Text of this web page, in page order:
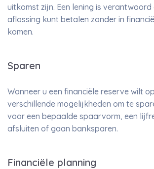
uitkomst zijn. Een lening is verantwoord
aflossing kunt betalen zonder in
komen.
Sparen
Wanneer u een financiële reserve wilt
verschillende mogelijkheden om te
voor een bepaalde spaarvorm, een
afsluiten of gaan banksparen.
Financiële planning